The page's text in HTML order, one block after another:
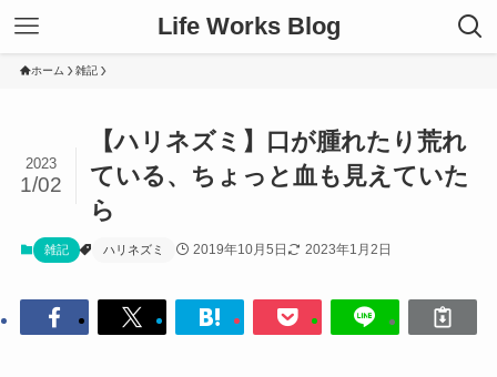
Life Works Blog
ホーム 雑記
【ハリネズミ】口が腫れたり荒れ
ている、ちょっと血も見えていた
ら
2023
1/02
雑記 ハリネズミ 2019年10月5日 2023年1月2日